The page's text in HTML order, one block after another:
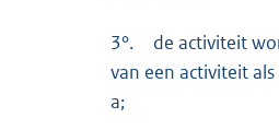
3°.
de activiteit
van een activiteit
a;